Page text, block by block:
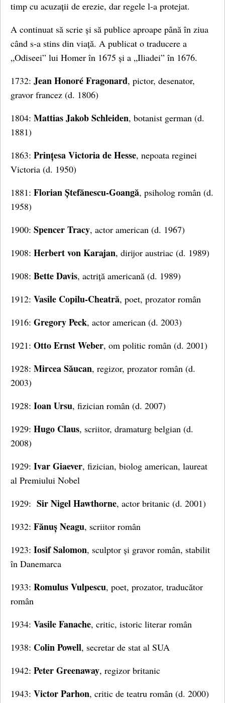
timp cu acuzații de erezie, dar regele l-a protejat.
A continuat să scrie și să publice aproape până în ziua
când s-a stins din viață. A publicat o traducere a
„Odiseei” lui Homer în 1675 și a „Iliadei” în 1676.
1732: Jean Honoré Fragonard, pictor, desenator,
gravor francez (d. 1806)
1804: Mattias Jakob Schleiden, botanist german (d.
1881)
1863: Prințesa Victoria de Hesse, nepoata reginei
Victoria (d. 1950)
1881: Florian Ștefănescu-Goangă, psiholog român (d.
1958)
1900: Spencer Tracy, actor american (d. 1967)
1908: Herbert von Karajan, dirijor austriac (d. 1989)
1908: Bette Davis, actriță americană (d. 1989)
1912: Vasile Copilu-Cheatră, poet, prozator român
1916: Gregory Peck, actor american (d. 2003)
1921: Otto Ernst Weber, om politic român (d. 2001)
1928: Mircea Săucan, regizor, prozator român (d.
2003)
1928: Ioan Ursu, fizician român (d. 2007)
1929: Hugo Claus, scriitor, dramaturg belgian (d.
2008)
1929: Ivar Giaever, fizician, biolog american, laureat
al Premiului Nobel
1929: Sir Nigel Hawthorne, actor britanic (d. 2001)
1932: Fănuș Neagu, scriitor român
1923: Iosif Salomon, sculptor și gravor român, stabilit
în Danemarca
1933: RomulusVulpescu, poet, prozator, traducător
român
1934: Vasile Fanache, critic, istoric literar român
1938: Colin Powell, secretar de stat al SUA
1942: Peter Greenaway, regizor britanic
1943: Victor Parhon, critic de teatru român (d. 2000)